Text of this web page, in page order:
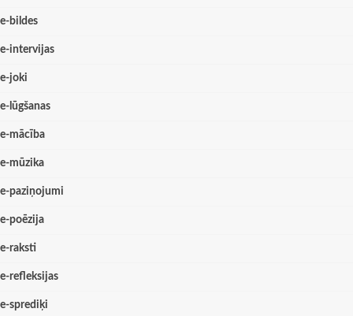
e-bildes
e-intervijas
e-joki
e-lūgšanas
e-mācība
e-mūzika
e-paziņojumi
e-poēzija
e-raksti
e-refleksijas
e-sprediķi